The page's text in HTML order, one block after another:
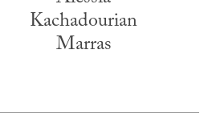
Kachadourian
Marras